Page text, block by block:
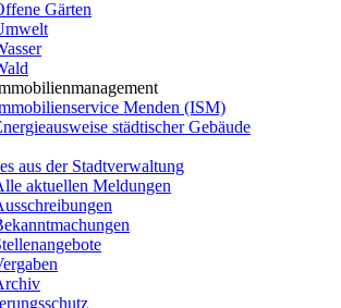
Gärten
Menden (ISM)
städtischer Gebäude
aus der Stadtverwaltung
aktuellen Meldungen